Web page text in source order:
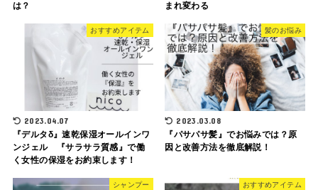
は？
まれ変わる
おすすめアイテム
2023.04.07
『デルタδ』速乾保湿オールインワ
ンジェル 『サラサラ質感』で働
く女性の保湿をお約束します！
髪のお悩み
2023.03.08
『パサパサ髪』でお悩みでは？原
因と改善方法を徹底解説！
シャンプー おすすめアイテム